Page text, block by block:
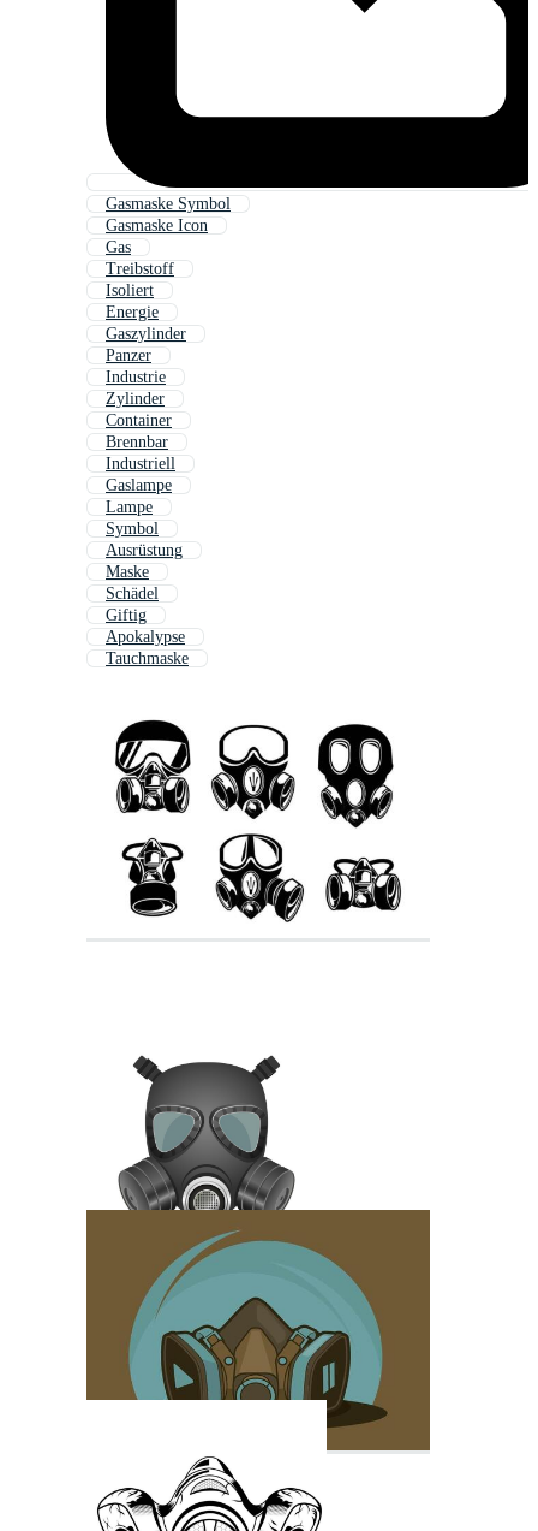
Gasmaske Symbol
Gasmaske Icon
Gas
Treibstoff
Isoliert
Energie
Gaszylinder
Panzer
Industrie
Zylinder
Container
Brennbar
Industriell
Gaslampe
Lampe
Symbol
Ausrüstung
Maske
Schädel
Giftig
Apokalypse
Tauchmaske